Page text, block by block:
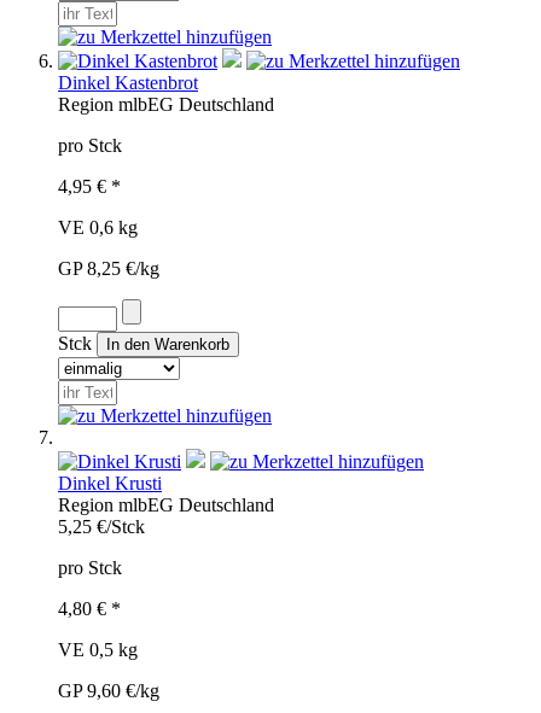
Dinkel Kastenbrot
Region mlbEG Deutschland
pro Stck
4,95 € *
VE 0,6 kg
GP 8,25 €/kg
Stck
Dinkel Krusti
Region mlbEG Deutschland
5,25 €/Stck
pro Stck
4,80 € *
VE 0,5 kg
GP 9,60 €/kg